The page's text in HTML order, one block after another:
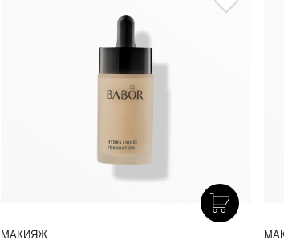
МАКИЯЖ